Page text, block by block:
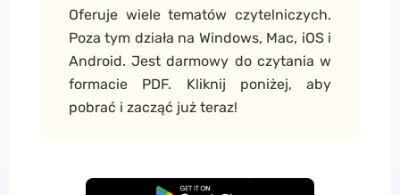
Oferuje wiele tematów czytelniczych.
Poza tym działa na Windows, Mac, iOS i
Android. Jest darmowy do czytania w
formacie PDF. Kliknij poniżej, aby
pobrać i zacząć już teraz!